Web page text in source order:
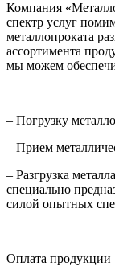
Компания
спектр услуг
металлопроката
ассортимента
мы можем
– Погрузку
– Прием
– Разгрузка
специально
силой опытных
Оплата продукции